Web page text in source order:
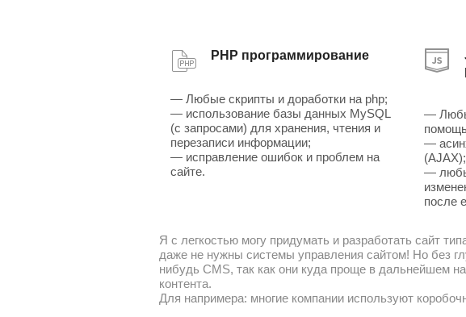
PHP программирование
— Любые скрипты и доработки на php;
— использование базы данных MySQL
(с запросами) для хранения, чтения и
перезаписи информации;
— исправление ошибок и проблем на
сайте.
—
—
(AJAX);
—
после
Я с легкостью могу придумать и разработать сайт
даже не нужны системы управления сайтом! Но без
нибудь CMS, так как они куда проще в дальнейшем
контента.
Для напримера: многие компании используют